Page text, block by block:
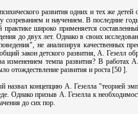
развития одних и тех же
и научением. В последние
практике широко применяется
до двух лет. Однако в своих
не анализируя качественных
закон детского развития, А. Гезелл
темпа развития? В работах
отождествление развития и роста [50 ].
концепцию А. Гезелла "теорией
Однако призыв А. Гезелла к
до сих пор.